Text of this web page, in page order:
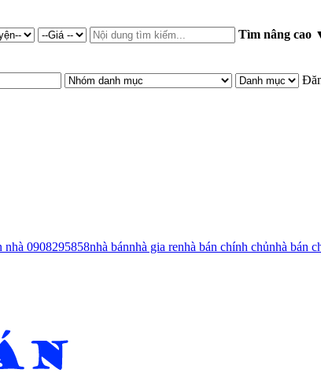
Tìm nâng cao
nhà 0908295858nhà bánnhà gia renhà bán chính chủnhà bán